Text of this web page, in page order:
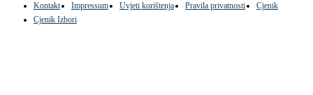
Kontakt Impressum Uvjeti korištenja Pravila privatnosti
Cjenik
Cjenik Izbori